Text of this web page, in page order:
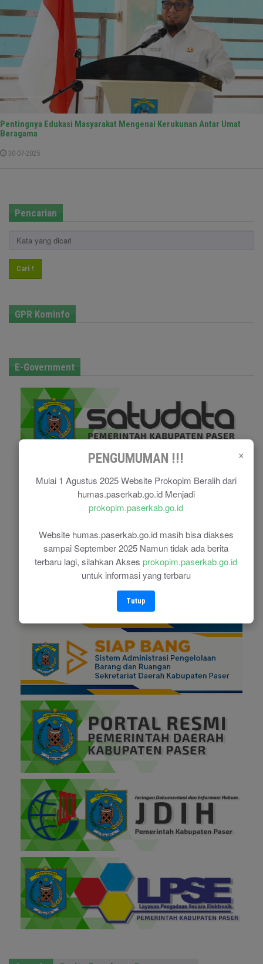
×
PENGUMUMAN !!!
Mulai 1 Agustus 2025 Website Prokopim Beralih dari
humas.paserkab.go.id Menjadi
prokopim.paserkab.go.id
Website humas.paserkab.go.id masih bisa diakses
sampai September 2025 Namun tidak ada berita
terbaru lagi, silahkan Akses prokopim.paserkab.go.id
untuk informasi yang terbaru
Tutup
Pentingnya Edukasi Masyarakat Mengenai Kerukunan Antar Umat
Beragama
30-07-2025
Pencarian
Cari !
GPR Kominfo
E-Government